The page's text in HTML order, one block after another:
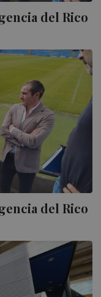
del Rico
del Rico